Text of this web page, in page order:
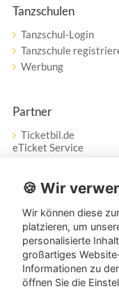
Tanzschulen
Tanzschul-Login
Tanzschule
Werbung
Partner
Ticketbil.de
eTicket Service
Vertrag widerrufen
Service
Unser Tanzpartner-
Anregungen gerne
🍪 Wir
Wir können diese
platzieren, um
personalisierte
großartiges
Informationen zu
öffnen Sie die